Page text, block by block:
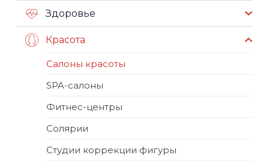
Здоровье
Красота
Салоны красоты
SPA-салоны
Фитнес-центры
Солярии
Студии коррекции фигуры